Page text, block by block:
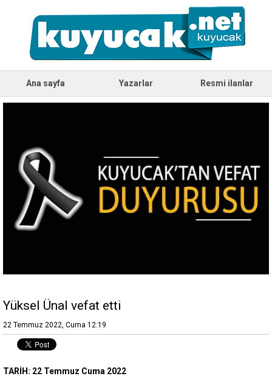
Ana sayfa Yazarlar Resmi ilanlar
Yüksel Ünal vefat etti
22 Temmuz 2022, Cuma 12:19
TARİH: 22 Temmuz Cuma 2022